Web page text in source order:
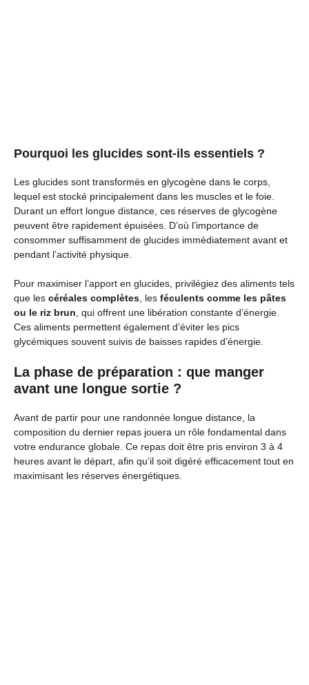
Pourquoi les glucides sont-ils essentiels ?
Les glucides sont transformés en glycogène dans le corps,
lequel est stocké principalement dans les muscles et le foie.
Durant un effort longue distance, ces réserves de glycogène
peuvent être rapidement épuisées. D’où l’importance de
consommer suffisamment de glucides immédiatement avant et
pendant l’activité physique.
Pour maximiser l’apport en glucides, privilégiez des aliments tels
que les céréales complètes , les féculents comme les pâtes
ou le riz brun , qui offrent une libération constante d’énergie.
Ces aliments permettent également d’éviter les pics
glycémiques souvent suivis de baisses rapides d’énergie.
La phase de préparation : que manger
avant une longue sortie ?
Avant de partir pour une randonnée longue distance, la
composition du dernier repas jouera un rôle fondamental dans
votre endurance globale. Ce repas doit être pris environ 3 à 4
heures avant le départ, afin qu’il soit digéré efficacement tout en
maximisant les réserves énergétiques.